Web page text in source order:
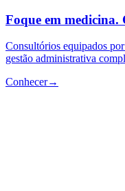
Foque em medicina.
Consultórios equipados
gestão administrativa
Conhecer→